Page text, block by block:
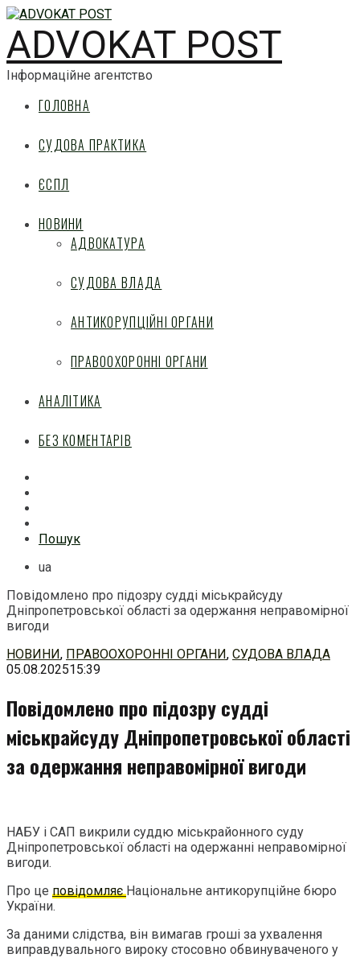
ADVOKAT POST
Інформаційне агентство
ГОЛОВНА
СУДОВА ПРАКТИКА
ЄСПЛ
НОВИНИ
АДВОКАТУРА
СУДОВА ВЛАДА
АНТИКОРУПЦІЙНІ ОРГАНИ
ПРАВООХОРОННІ ОРГАНИ
АНАЛІТИКА
БЕЗ КОМЕНТАРІВ
Пошук
ua
Повідомлено про підозру судді міськрайсуду
Дніпропетровської області за одержання неправомірної
вигоди
Перейти
до
НОВИНИ, ПРАВООХОРОННІ ОРГАНИ, СУДОВА ВЛАДА
05.08.202515:39
Повідомлено про підозру судді
міськрайсуду Дніпропетровської області
за одержання неправомірної вигоди
НАБУ і САП викрили суддю міськрайонного суду
Дніпропетровської області на одержанні неправомірної
вигоди.
Про це повідомляєНаціональне антикорупційне бюро
України.
За даними слідства, він вимагав гроші за ухвалення
виправдувального вироку стосовно обвинуваченого у